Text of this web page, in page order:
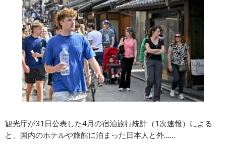
観光庁が31日公表した4月の宿泊旅行統計（1次速報）による
と、国内のホテルや旅館に泊まった日本人と外……